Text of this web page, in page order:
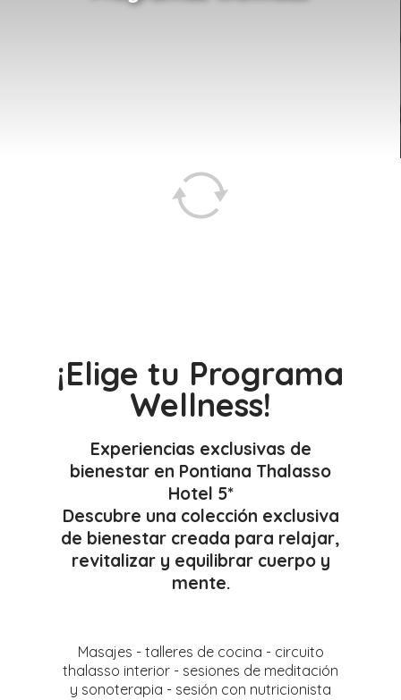
¡Elige tu Programa
Wellness!
Experiencias exclusivas de
bienestar en Pontiana Thalasso
Hotel 5*
Descubre una colección exclusiva
de bienestar creada para relajar,
revitalizar y equilibrar cuerpo y
mente.
Masajes - talleres de cocina - circuito
thalasso interior - sesiones de meditación
y sonoterapia - sesión con nutricionista